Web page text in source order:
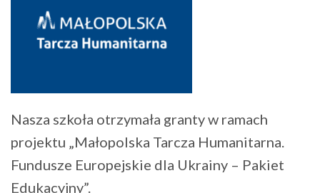
Nasza szkoła otrzymała granty w ramach
projektu „Małopolska Tarcza Humanitarna.
Fundusze Europejskie dla Ukrainy – Pakiet
Edukacyjny”.